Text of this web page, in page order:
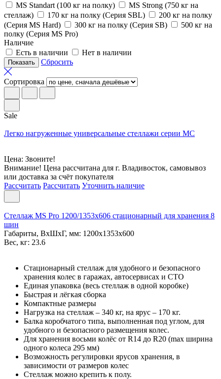
MS Standart (100 кг на полку)
MS Strong (750 кг на
стеллаж)
170 кг на полку (Серия SBL)
200 кг на полку
(Серия MS Hard)
300 кг на полку (Серия SB)
500 кг на
полку (Серия MS Pro)
Наличие
Есть в наличии
Нет в наличии
Сбросить
Сортировка
Sale
Легко нагруженные универсальные стеллажи серии МС
Цена: Звоните!
Внимание! Цена рассчитана для г. Владивосток, самовывоз
или доставка за счёт покупателя
Рассчитать Рассчитать Уточнить наличие
Стеллаж MS Pro 1200/1353x606 стационарный для хранения 8
шин
Габариты, ВxШxГ, мм: 1200x1353x600
Вес, кг: 23.6
Стационарный стеллаж для удобного и безопасного
хранения колес в гаражах, автосервисах и СТО
Единая упаковка (весь стеллаж в одной коробке)
Быстрая и лёгкая сборка
Компактные размеры
Нагрузка на стеллаж – 340 кг, на ярус – 170 кг.
Балка коробчатого типа, выполненная под углом, для
удобного и безопасного размещения колес.
Для хранения восьми колёс от R14 до R20 (max ширина
одного колеса 295 мм)
Возможность регулировки ярусов хранения, в
зависимости от размеров колес
Стеллаж можно крепить к полу.